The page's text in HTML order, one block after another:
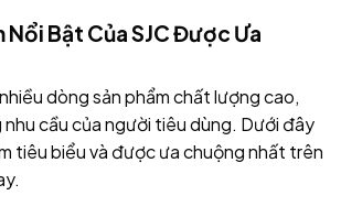
Nổi Bật Của SJC Được Ưa
dòng sản phẩm chất lượng cao,
cầu của người tiêu dùng. Dưới đây
tiêu biểu và được ưa chuộng nhất trên